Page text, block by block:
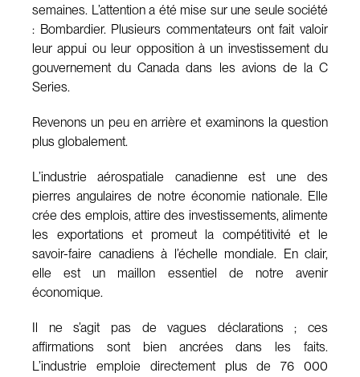
semaines. L’attention a été mise sur une seule société
: Bombardier. Plusieurs commentateurs ont fait valoir
leur appui ou leur opposition à un investissement du
gouvernement du Canada dans les avions de la C
Series.
Revenons un peu en arrière et examinons la question
plus globalement.
L’industrie aérospatiale canadienne est une des
pierres angulaires de notre économie nationale. Elle
crée des emplois, attire des investissements, alimente
les exportations et promeut la compétitivité et le
savoir-faire canadiens à l’échelle mondiale. En clair,
elle est un maillon essentiel de notre avenir
économique.
Il ne s’agit pas de vagues déclarations ; ces
affirmations sont bien ancrées dans les faits.
L’industrie emploie directement plus de 76 000